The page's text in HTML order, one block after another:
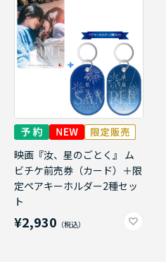
映画『汝、星のごとく』 ム
ビチケ前売券（カード）＋限
定ペアキーホルダー2種セッ
ト
¥2,930